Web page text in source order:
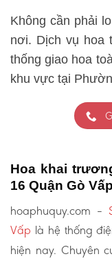
Không cần phải
nơi. Dịch vụ hoa
thống giao hoa
khu vực tại
Hoa khai
16 Quận Gò Vấp
hoaphuquy.com –
Vấp là hệ thống
hiện nay. Chuyên